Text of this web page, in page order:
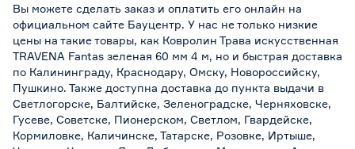
Вы можете сделать заказ и оплатить его онлайн на
официальном сайте Бауцентр. У нас не только низкие
цены на такие товары, как Ковролин Трава искусственная
TRAVENA Fantas зеленая 60 мм 4 м, но и быстрая доставка
по Калининграду, Краснодару, Омску, Новороссийску,
Пушкино. Также доступна доставка до пункта выдачи в
Светлогорске, Балтийске, Зеленоградске, Черняховске,
Гусеве, Советске, Пионерском, Светлом, Гвардейске,
Кормиловке, Каличинске, Татарске, Розовке, Иртыше,